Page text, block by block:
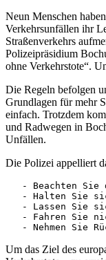
Neun Menschen
Verkehrsunfällen ihr
Straßenverkehrs
Polizeipräsidium
ohne Verkehrstote“.
Die Regeln befolgen
Grundlagen für mehr
einfach. Trotzdem
und Radwegen in
Unfällen.
Die Polizei appelliert
- Beachten Sie
- Halten Sie
- Lassen Sie
- Fahren Sie
- Nehmen Sie
Um das Ziel des